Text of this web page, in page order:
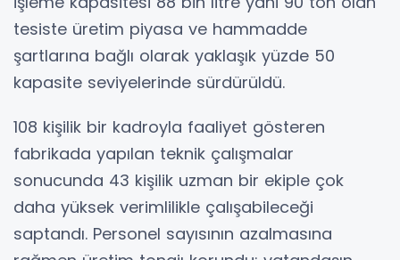
tesiste üretim piyasa ve hammadde
şartlarına bağlı olarak yaklaşık yüzde 50
kapasite seviyelerinde sürdürüldü.
108 kişilik bir kadroyla faaliyet gösteren
fabrikada yapılan teknik çalışmalar
sonucunda 43 kişilik uzman bir ekiple çok
daha yüksek verimlilikle çalışabileceği
saptandı. Personel sayısının azalmasına